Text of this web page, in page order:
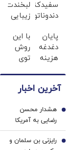
سفیدکننده
دندوناتو
لمینت
سفید
میکنه
لبخندت
زیبایی
(خرید
ژل
سفیدکننده
پایان
دغدغه
هزینه
پزشکی
سفید
کننده
خانگی
با این
روش
توی
زیبایی
برگردون
(40%off)
آخرین اخبار
هشدار محسن
رضایی به آمریکا
درباره ادامه محاصره
دریایی/ این
1
رایزنی بن سلمان و
2